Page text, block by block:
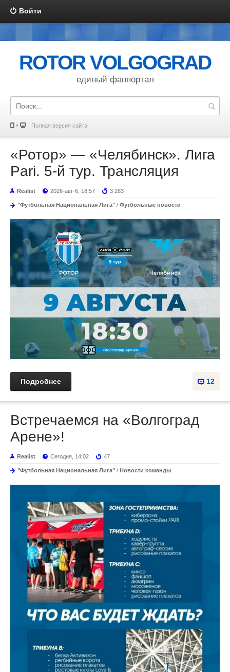
Войти
ROTOR VOLGOGRAD
единый фанпортал
Полная версия сайта
«Ротор» — «Челябинск». Лига
Pari. 5-й тур. Трансляция
Realist 2026-авг-6, 18:57 3 283
"Футбольная Национальная Лига" / Футбольные новости
12
Подробнее
Встречаемся на «Волгоград
Арене»!
Realist Сегодня, 14:02 47
"Футбольная Национальная Лига" / Новости команды